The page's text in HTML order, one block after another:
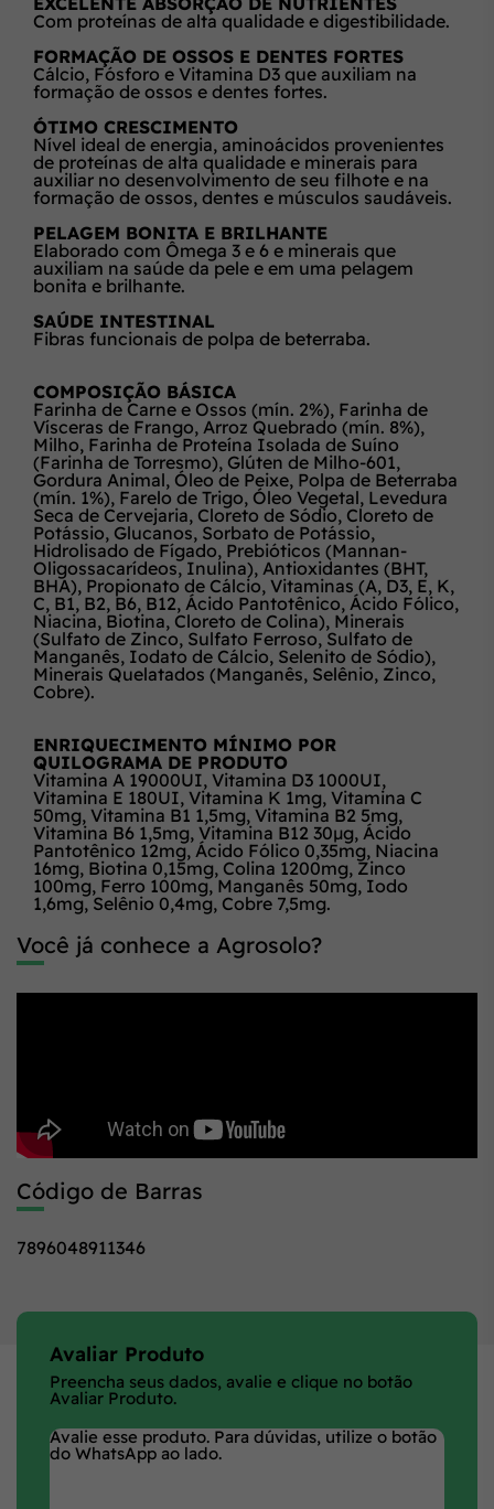
Com proteínas de alta qualidade e digestibilidade.
FORMAÇÃO DE OSSOS E DENTES FORTES
Cálcio, Fósforo e Vitamina D3 que auxiliam na
formação de ossos e dentes fortes.
ÓTIMO CRESCIMENTO
Nível ideal de energia, aminoácidos provenientes
de proteínas de alta qualidade e minerais para
auxiliar no desenvolvimento de seu filhote e na
formação de ossos, dentes e músculos saudáveis.
PELAGEM BONITA E BRILHANTE
Elaborado com Ômega 3 e 6 e minerais que
auxiliam na saúde da pele e em uma pelagem
bonita e brilhante.
SAÚDE INTESTINAL
Fibras funcionais de polpa de beterraba.
COMPOSIÇÃO BÁSICA
Farinha de Carne e Ossos (mín. 2%), Farinha de
Vísceras de Frango, Arroz Quebrado (mín. 8%),
Milho, Farinha de Proteína Isolada de Suíno
(Farinha de Torresmo), Glúten de Milho-601,
Gordura Animal, Óleo de Peixe, Polpa de Beterraba
(mín. 1%), Farelo de Trigo, Óleo Vegetal, Levedura
Seca de Cervejaria, Cloreto de Sódio, Cloreto de
Potássio, Glucanos, Sorbato de Potássio,
Hidrolisado de Fígado, Prebióticos (Mannan-
Oligossacarídeos, Inulina), Antioxidantes (BHT,
BHA), Propionato de Cálcio, Vitaminas (A, D3, E, K,
C, B1, B2, B6, B12, Ácido Pantotênico, Ácido Fólico,
Niacina, Biotina, Cloreto de Colina), Minerais
(Sulfato de Zinco, Sulfato Ferroso, Sulfato de
Manganês, Iodato de Cálcio, Selenito de Sódio),
Minerais Quelatados (Manganês, Selênio, Zinco,
Cobre).
ENRIQUECIMENTO MÍNIMO POR
QUILOGRAMA DE PRODUTO
Vitamina A 19000UI, Vitamina D3 1000UI,
Vitamina E 180UI, Vitamina K 1mg, Vitamina C
50mg, Vitamina B1 1,5mg, Vitamina B2 5mg,
Vitamina B6 1,5mg, Vitamina B12 30µg, Ácido
Pantotênico 12mg, Ácido Fólico 0,35mg, Niacina
16mg, Biotina 0,15mg, Colina 1200mg, Zinco
100mg, Ferro 100mg, Manganês 50mg, Iodo
1,6mg, Selênio 0,4mg, Cobre 7,5mg.
Você já conhece a Agrosolo?
Código de Barras
7896048911346
Avaliar Produto
Preencha seus dados, avalie e clique no botão
Avaliar Produto.